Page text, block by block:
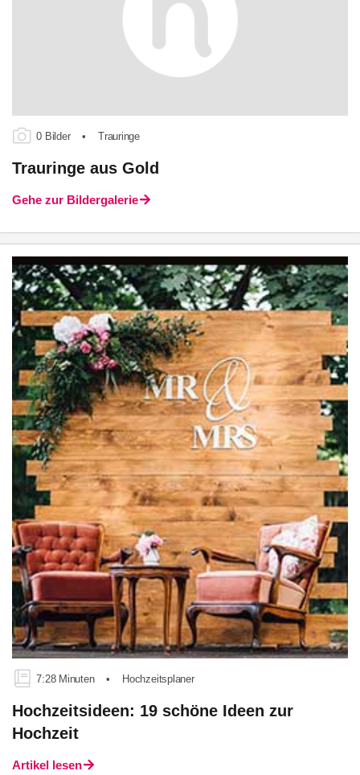
0 Bilder • Trauringe
Trauringe aus Gold
Gehe zur Bildergalerie
7:28 Minuten • Hochzeitsplaner
Hochzeitsideen: 19 schöne Ideen zur
Hochzeit
Artikel lesen